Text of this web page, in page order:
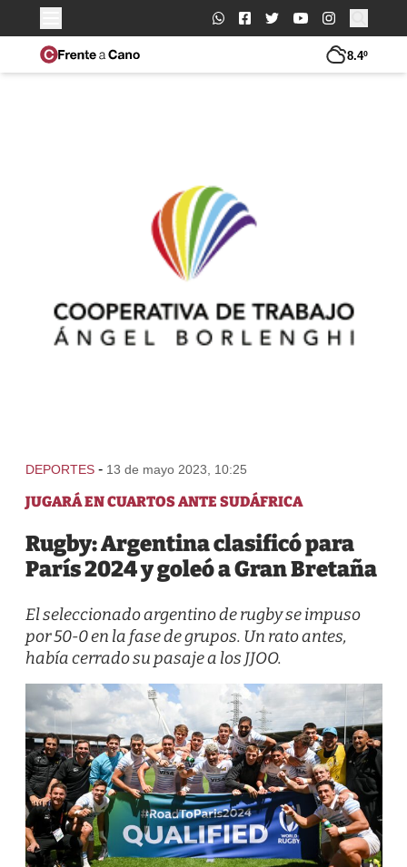
Buscar:
8.4º
DEPORTES - 13 de mayo 2023, 10:25
JUGARÁ EN CUARTOS ANTE SUDÁFRICA
Rugby: Argentina clasificó para
París 2024 y goleó a Gran Bretaña
El seleccionado argentino de rugby se impuso
por 50-0 en la fase de grupos. Un rato antes,
había cerrado su pasaje a los JJOO.